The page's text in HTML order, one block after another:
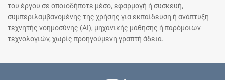
του έργου σε οποιοδήποτε μέσο, εφαρμογή ή συσκευή,
συμπεριλαμβανομένης της χρήσης για εκπαίδευση ή ανάπτυξη
τεχνητής νοημοσύνης (AI), μηχανικής μάθησης ή παρόμοιων
τεχνολογιών, χωρίς προηγούμενη γραπτή άδεια.